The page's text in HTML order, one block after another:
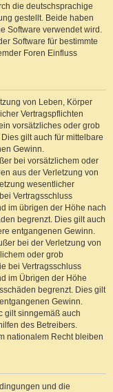
die deutschsprachige
gestellt. Beide haben
Software verwendet wird.
Software für bestimmte
Foren Einfluss
von Leben, Körper
Vertragspflichten
vorsätzliches oder grob
gilt auch für mittelbare
Gewinn.
bei vorsätzlichem oder
aus der Verletzung von
wesentlicher
Vertragsschluss
im übrigen der Höhe nach
begrenzt. Dies gilt auch
entgangenen Gewinn.
bei der Verletzung von
oder grob
bei Vertragsschluss
im Übrigen der Höhe
begrenzt. Dies gilt
Gewinn.
gilt sinngemäß auch
des Betreibers.
nationalem Recht bleiben
und die